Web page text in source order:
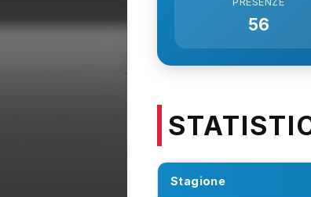
56
Stagione